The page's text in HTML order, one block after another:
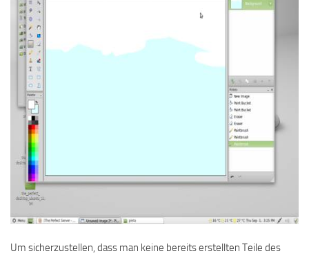
Um sicherzustellen, dass man keine bereits erstellten Teile des